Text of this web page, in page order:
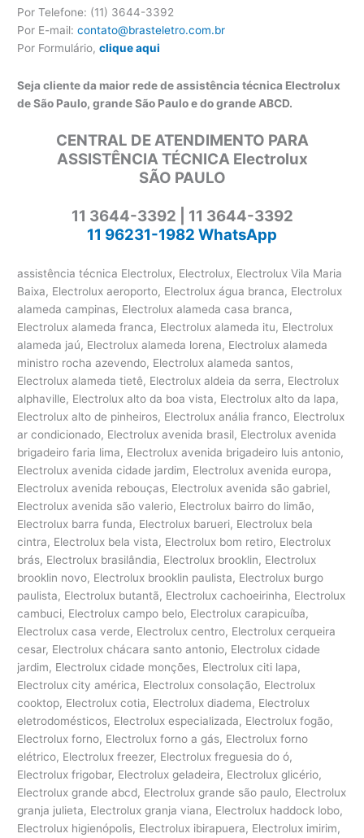
Por Telefone: (11) 3644-3392
Por E-mail:contato@brasteletro.com.br
Por Formulário,clique aqui
Seja cliente da maior rede de assistência técnica Electrolux
de São Paulo, grande São Paulo e do grande ABCD.
CENTRAL DE ATENDIMENTO PARA
ASSISTÊNCIA TÉCNICA Electrolux
SÃO PAULO
11 3644-3392 | 11 3644-3392
11 96231-1982 WhatsApp
assistência técnica Electrolux, Electrolux, Electrolux Vila Maria
Baixa, Electrolux aeroporto, Electrolux água branca, Electrolux
alameda campinas, Electrolux alameda casa branca,
Electrolux alameda franca, Electrolux alameda itu, Electrolux
alameda jaú, Electrolux alameda lorena, Electrolux alameda
ministro rocha azevendo, Electrolux alameda santos,
Electrolux alameda tietê, Electrolux aldeia da serra, Electrolux
alphaville, Electrolux alto da boa vista, Electrolux alto da lapa,
Electrolux alto de pinheiros, Electrolux anália franco, Electrolux
ar condicionado, Electrolux avenida brasil, Electrolux avenida
brigadeiro faria lima, Electrolux avenida brigadeiro luis antonio,
Electrolux avenida cidade jardim, Electrolux avenida europa,
Electrolux avenida rebouças, Electrolux avenida são gabriel,
Electrolux avenida são valerio, Electrolux bairro do limão,
Electrolux barra funda, Electrolux barueri, Electrolux bela
cintra, Electrolux bela vista, Electrolux bom retiro, Electrolux
brás, Electrolux brasilândia, Electrolux brooklin, Electrolux
brooklin novo, Electrolux brooklin paulista, Electrolux burgo
paulista, Electrolux butantã, Electrolux cachoeirinha, Electrolux
cambuci, Electrolux campo belo, Electrolux carapicuíba,
Electrolux casa verde, Electrolux centro, Electrolux cerqueira
cesar, Electrolux chácara santo antonio, Electrolux cidade
jardim, Electrolux cidade monções, Electrolux citi lapa,
Electrolux city américa, Electrolux consolação, Electrolux
cooktop, Electrolux cotia, Electrolux diadema, Electrolux
eletrodomésticos, Electrolux especializada, Electrolux fogão,
Electrolux forno, Electrolux forno a gás, Electrolux forno
elétrico, Electrolux freezer, Electrolux freguesia do ó,
Electrolux frigobar, Electrolux geladeira, Electrolux glicério,
Electrolux grande abcd, Electrolux grande são paulo, Electrolux
granja julieta, Electrolux granja viana, Electrolux haddock lobo,
Electrolux higienópolis, Electrolux ibirapuera, Electrolux imirim,